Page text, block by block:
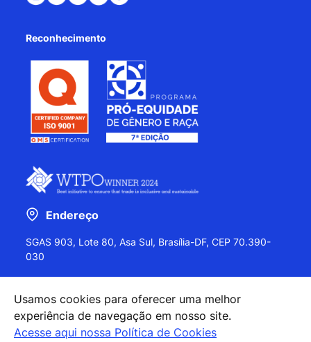
Reconhecimento
Endereço
SGAS 903, Lote 80, Asa Sul, Brasília-DF, CEP 70.390-
030
+55 (61) 2027-0202
Usamos cookies para oferecer uma melhor
experiência de navegação em nosso site.
Acesse aqui nossa Política de Cookies